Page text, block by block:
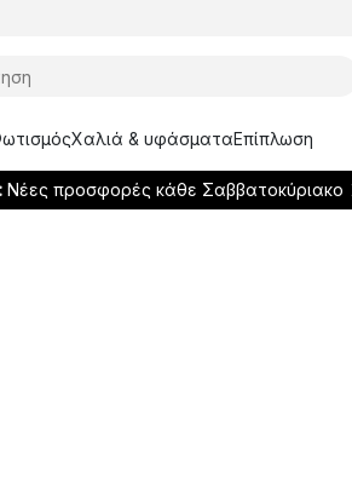
Χαλιά & υφάσματαΕπίπλωση
Νέες προσφορές κάθε Σαββατοκύριακο